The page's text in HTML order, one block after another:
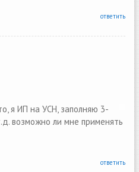
ответить
я ИП на УСН, заполняю 3-
возможно ли мне применять
ответить